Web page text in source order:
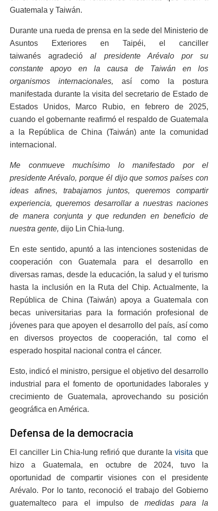
Guatemala y Taiwán.
Durante una rueda de prensa en la sede del Ministerio de
Asuntos Exteriores en Taipéi, el canciller
taiwanés agradecióal presidente Arévalo por su
constante apoyo en la causa de Taiwán en los
organismos internacionales, así como la postura
manifestada durante la visita del secretario de Estado de
Estados Unidos, Marco Rubio, en febrero de 2025,
cuando el gobernante reafirmó el respaldo de Guatemala
a la República de China (Taiwán) ante la comunidad
internacional.
Me conmueve muchísimo lo manifestado por el
presidente Arévalo, porque él dijo que somos países con
ideas afines, trabajamos juntos, queremos compartir
experiencia, queremos desarrollar a nuestras naciones
de manera conjunta y que redunden en beneficio de
nuestra gente, dijo Lin Chia-lung.
En este sentido, apuntó a las intenciones sostenidas de
cooperación con Guatemala para el desarrollo en
diversas ramas, desde la educación, la salud y el turismo
hasta la inclusión en la Ruta del Chip. Actualmente, la
República de China (Taiwán) apoya a Guatemala con
becas universitarias para la formación profesional de
jóvenes para que apoyen el desarrollo del país, así como
en diversos proyectos de cooperación, tal como el
esperado hospital nacional contra el cáncer.
Esto, indicó el ministro, persigue el objetivo del desarrollo
industrial para el fomento de oportunidades laborales y
crecimiento de Guatemala, aprovechando su posición
geográfica en América.
Defensa de la democracia
El canciller Lin Chia-lung refirió que durante lavisita que
hizo a Guatemala, en octubre de 2024, tuvo la
oportunidad de compartir visiones con el presidente
Arévalo. Por lo tanto, reconoció el trabajo del Gobierno
guatemalteco para el impulso demedidas para la